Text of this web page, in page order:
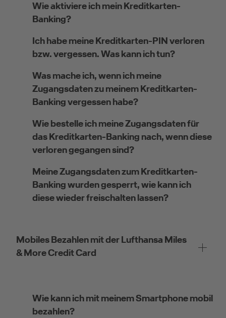
Wie aktiviere ich mein Kreditkarten-
Banking?
Ich habe meine Kreditkarten-PIN verloren
bzw. vergessen. Was kann ich tun?
Was mache ich, wenn ich meine
Zugangsdaten zu meinem Kreditkarten-
Banking vergessen habe?
Wie bestelle ich meine Zugangsdaten für
das Kreditkarten-Banking nach, wenn diese
verloren gegangen sind?
Meine Zugangsdaten zum Kreditkarten-
Banking wurden gesperrt, wie kann ich
diese wieder freischalten lassen?
Mobiles Bezahlen mit der Lufthansa Miles
& More Credit Card
Wie kann ich mit meinem Smartphone mobil
bezahlen?
Selbstständige
(z.B. Gewerbetreibender, Handwerker,
Unternehmen
(z.B. e.K., Personengesellschaft (inkl. GbR),
GmbH)